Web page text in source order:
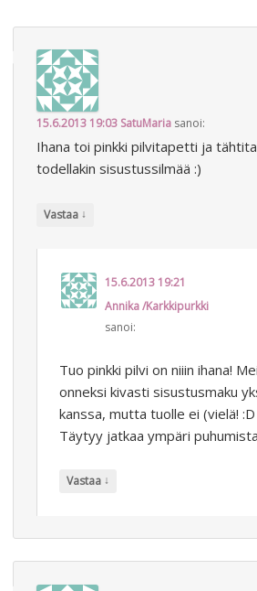
15.6.2013 19:03 SatuMaria sanoi:
Ihana toi pinkki pilvitapetti ja
todellakin sisustussilmää :)
Vastaa ↓
15.6.2013 19:21
Annika /Karkkipurkki
sanoi:
Tuo pinkki pilvi on niiin ihana!
onneksi kivasti sisustusmaku
kanssa, mutta tuolle ei (vielä!
Täytyy jatkaa ympäri
Vastaa ↓